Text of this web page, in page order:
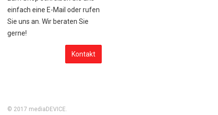
einfach eine E-Mail oder rufen
Sie uns an. Wir beraten Sie
gerne!
Kontakt
© 2017 mediaDEVICE